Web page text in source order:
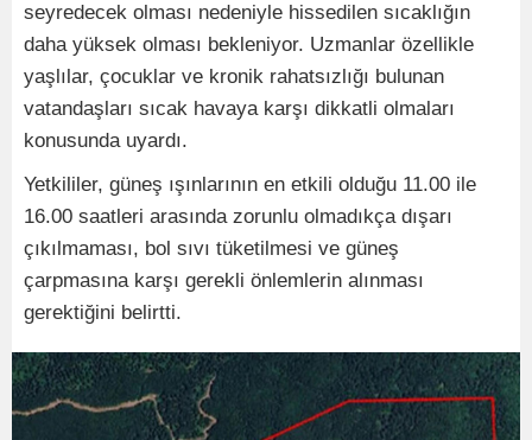
seyredecek olması nedeniyle hissedilen sıcaklığın
daha yüksek olması bekleniyor. Uzmanlar özellikle
yaşlılar, çocuklar ve kronik rahatsızlığı bulunan
vatandaşları sıcak havaya karşı dikkatli olmaları
konusunda uyardı.
Yetkililer, güneş ışınlarının en etkili olduğu 11.00 ile
16.00 saatleri arasında zorunlu olmadıkça dışarı
çıkılmaması, bol sıvı tüketilmesi ve güneş
çarpmasına karşı gerekli önlemlerin alınması
gerektiğini belirtti.